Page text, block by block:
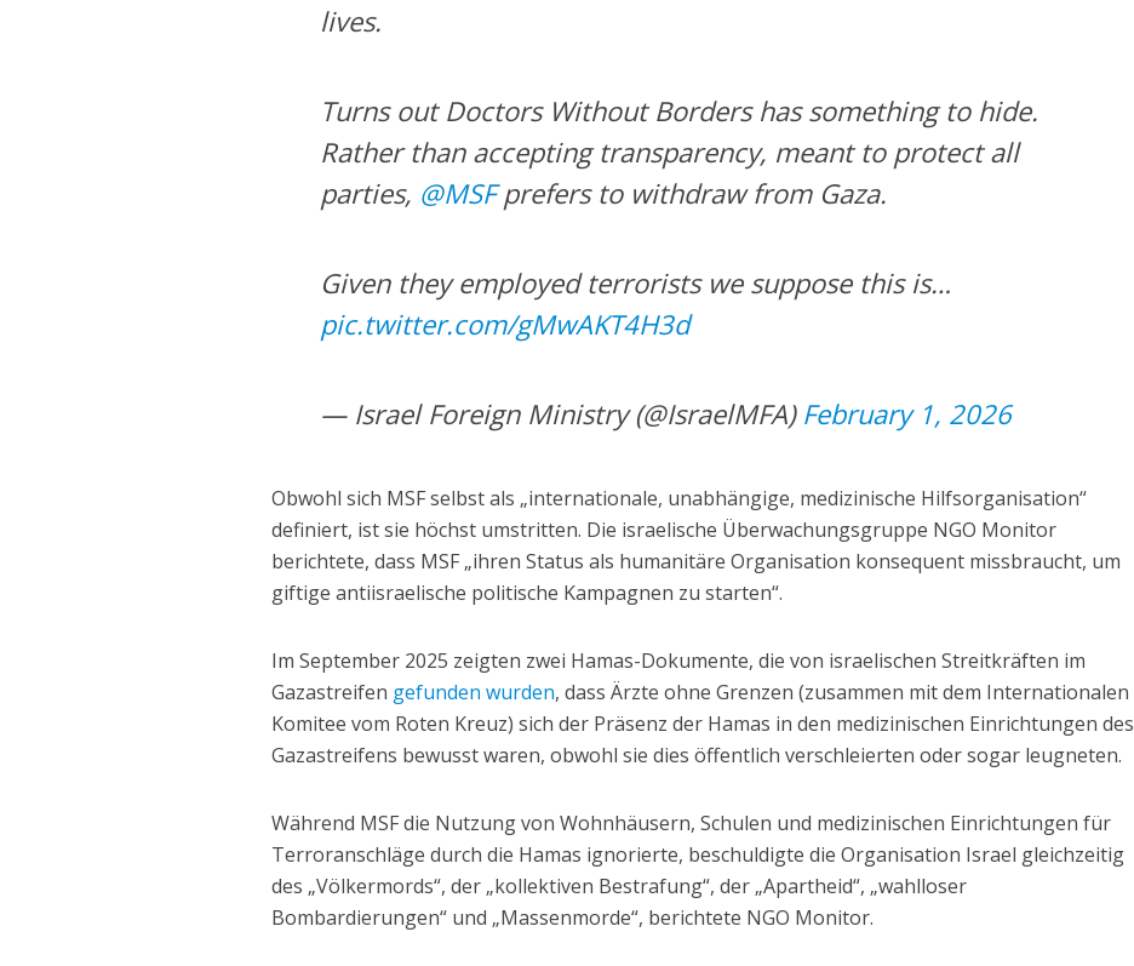
lives.
Turns out Doctors Without Borders has something to hide.
Rather than accepting transparency, meant to protect all
parties, @MSFprefers to withdraw from Gaza.
Given they employed terrorists we suppose this is…
pic.twitter.com/gMwAKT4H3d
— Israel Foreign Ministry (@IsraelMFA) February 1, 2026
Obwohl sich MSF selbst als „internationale, unabhängige, medizinische Hilfsorganisation“
definiert, ist sie höchst umstritten. Die israelische Überwachungsgruppe NGO Monitor
berichtete, dass MSF „ihren Status als humanitäre Organisation konsequent missbraucht, um
giftige antiisraelische politische Kampagnen zu starten“.
Im September 2025 zeigten zwei Hamas-Dokumente, die von israelischen Streitkräften im
Gazastreifen gefunden wurden, dass Ärzte ohne Grenzen (zusammen mit dem Internationalen
Komitee vom Roten Kreuz) sich der Präsenz der Hamas in den medizinischen Einrichtungen des
Gazastreifens bewusst waren, obwohl sie dies öffentlich verschleierten oder sogar leugneten.
Während MSF die Nutzung von Wohnhäusern, Schulen und medizinischen Einrichtungen für
Terroranschläge durch die Hamas ignorierte, beschuldigte die Organisation Israel gleichzeitig
des „Völkermords“, der „kollektiven Bestrafung“, der „Apartheid“, „wahlloser
Bombardierungen“ und „Massenmorde“, berichtete NGO Monitor.